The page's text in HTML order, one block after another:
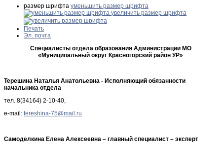
размер шрифта уменьшить размер шрифта
увеличить размер шрифта
Печать
Эл. почта
Специалисты отдела образования Администрации МО
«Муниципальный округ Красногорский район УР»
Терешина Наталья Анатольевна - Исполняющий обязанности
начальника отдела
тел. 8(34164) 2-10-40,
e-mail: tereshina-75@mail.ru
Самоделкина Елена Алексеевна – главный специалист – эксперт